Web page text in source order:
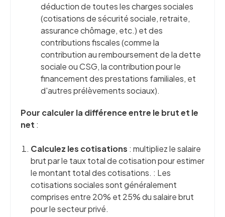
déduction de toutes les charges sociales
(cotisations de sécurité sociale, retraite,
assurance chômage, etc.) et des
contributions fiscales (comme la
contribution au remboursement de la dette
sociale ou CSG, la contribution pour le
financement des prestations familiales, et
d'autres prélèvements sociaux).
Pour calculer la différence entre le brut et le
net :
Calculez les cotisations : multipliez le salaire
brut par le taux total de cotisation pour estimer
le montant total des cotisations. : Les
cotisations sociales sont généralement
comprises entre 20% et 25% du salaire brut
pour le secteur privé.